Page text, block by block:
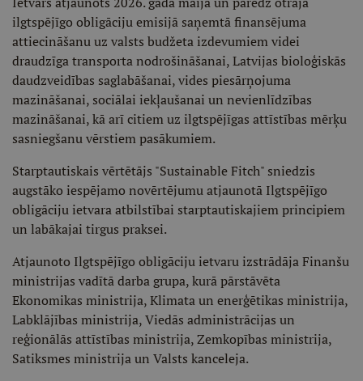
ilgtspējīgo obligāciju emisijā saņemtā finansējuma
attiecināšanu uz valsts budžeta izdevumiem videi
draudzīga transporta nodrošināšanai, Latvijas bioloģiskās
daudzveidības saglabāšanai, vides piesārņojuma
mazināšanai, sociālai iekļaušanai un nevienlīdzības
mazināšanai, kā arī citiem uz ilgtspējīgas attīstības mērķu
sasniegšanu vērstiem pasākumiem.
Starptautiskais vērtētājs "Sustainable Fitch" sniedzis
augstāko iespējamo novērtējumu atjaunotā Ilgtspējīgo
obligāciju ietvara atbilstībai starptautiskajiem principiem
un labākajai tirgus praksei.
Atjaunoto Ilgtspējīgo obligāciju ietvaru izstrādāja Finanšu
ministrijas vadītā darba grupa, kurā pārstāvēta
Ekonomikas ministrija, Klimata un enerģētikas ministrija,
Labklājības ministrija, Viedās administrācijas un
reģionālās attīstības ministrija, Zemkopības ministrija,
Satiksmes ministrija un Valsts kanceleja.